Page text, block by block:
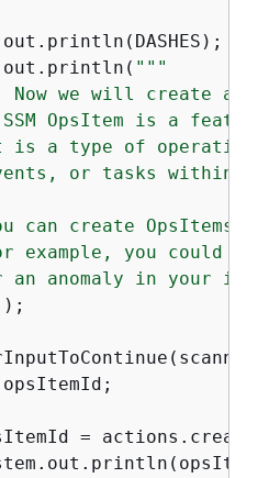
"" "
Now we will create an
OpsItem is a
is a type of
or tasks within
can create OpsItems
example, you could
an anomaly in your
);
=